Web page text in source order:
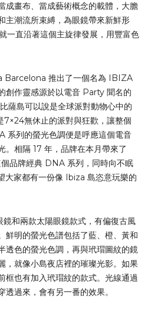
成畫布、當成藝術概念的載體，大膽
主潮流所束縛，為眼鏡帶來新鮮形
一直沿著這個主旋律發展，用豐富色
Barcelona 推出了一個名為 IBIZA
創作靈感源於以電音 Party 聞名的
薩島可以說是全球派對動物心中的
7×24無休止的派對與狂歡，讓整個
系列的螢光色調便是呼應這個電音
。相隔 17 年，品牌在本月帶來了
品牌經典 DNA 系列，同時向不眠
大家都有一份像 Ibiza 島恣意玩樂的
和兩款太陽眼鏡款式，有偏復古風
鮮明的螢光色譜包括了藍、橙、黃和
透色的螢光色調，再與玳瑁圖紋的鏡
，就像小島夜店裡的璀璨光影。如果
框也有加入玳瑁紋的款式。光線通過
過來，會有另一番的效果。